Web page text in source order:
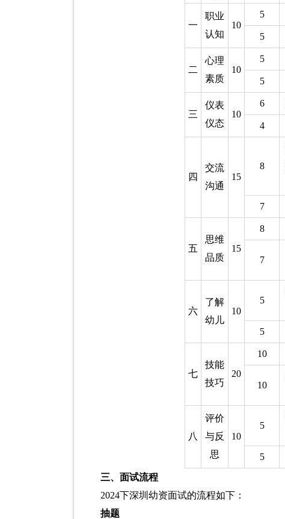
一
职业
认知
10
5
5
二
心理
素质
10
5
5
三
仪表
仪态
10
6
4
四
交流
沟通
15
8
7
五
思维
品质
15
8
7
六
了解
幼儿
10
5
5
七
技能
技巧
20
10
10
八
评价
与反
思
10
5
5
三、面试流程
2024下深圳幼资面试的流程如下：
抽题